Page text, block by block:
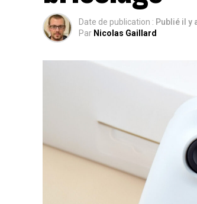
Date de publication : Publié il y
Par Nicolas Gaillard